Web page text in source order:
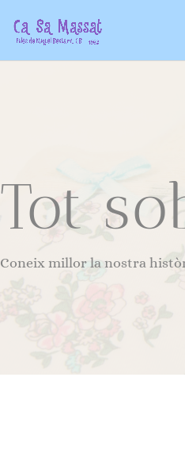
Tot
Coneix millor la nostra